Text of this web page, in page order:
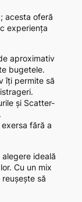
acesta oferă
experiența
aproximativ
bugetele.
îți permite să
și Scatter-
fără a
ideală
Cu un mix
să